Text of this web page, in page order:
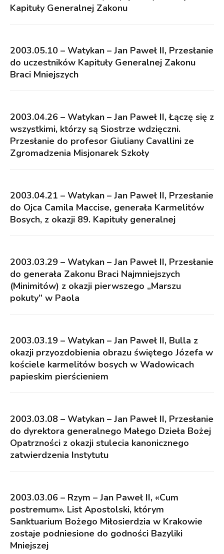
Kapituły Generalnej Zakonu
2003.05.10 – Watykan – Jan Paweł II, Przesłanie
do uczestników Kapituły Generalnej Zakonu
Braci Mniejszych
2003.04.26 – Watykan – Jan Paweł II, Łączę się z
wszystkimi, którzy są Siostrze wdzięczni.
Przesłanie do profesor Giuliany Cavallini ze
Zgromadzenia Misjonarek Szkoły
2003.04.21 – Watykan – Jan Paweł II, Przesłanie
do Ojca Camila Maccise, generała Karmelitów
Bosych, z okazji 89. Kapituły generalnej
2003.03.29 – Watykan – Jan Paweł II, Przesłanie
do generała Zakonu Braci Najmniejszych
(Minimitów) z okazji pierwszego „Marszu
pokuty” w Paola
2003.03.19 – Watykan – Jan Paweł II, Bulla z
okazji przyozdobienia obrazu świętego Józefa w
kościele karmelitów bosych w Wadowicach
papieskim pierścieniem
2003.03.08 – Watykan – Jan Paweł II, Przesłanie
do dyrektora generalnego Małego Dzieła Bożej
Opatrzności z okazji stulecia kanonicznego
zatwierdzenia Instytutu
2003.03.06 – Rzym – Jan Paweł II, «Cum
postremum». List Apostolski, którym
Sanktuarium Bożego Miłosierdzia w Krakowie
zostaje podniesione do godności Bazyliki
Mniejszej